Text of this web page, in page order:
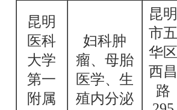
昆明
医科
大学
第一
附属
妇科肿
瘤、母胎
医学、生
殖内分泌
昆明
市五
华区
西昌
路